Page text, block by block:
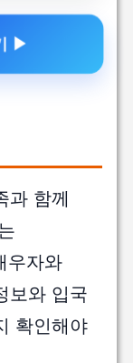
▶
과 함께
우자와
보와 입국
확인해야